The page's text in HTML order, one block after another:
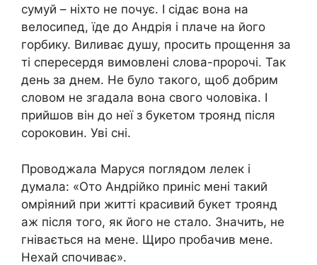
сумуй – ніхто не почує. І сідає вона на
велосипед, їде до Андрія і плаче на його
горбику. Виливає душу, просить прощення за
ті спересердя вимовлені слова-пророчі. Так
день за днем. Не було такого, щоб добрим
словом не згадала вона свого чоловіка. І
прийшов він до неї з букетом троянд після
сороковин. Уві сні.
Проводжала Маруся поглядом лелек і
думала: «Ото Андрійко приніс мені такий
омріяний при житті красивий букет троянд
аж після того, як його не стало. Значить, не
гнівається на мене. Щиро пробачив мене.
Нехай спочиває».